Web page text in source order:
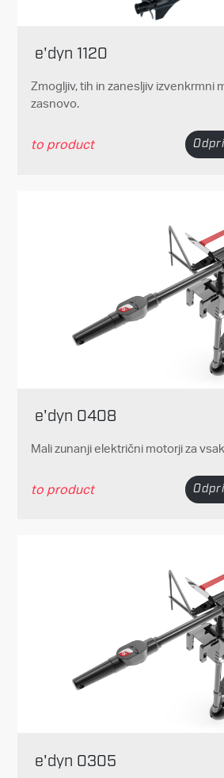
e'dyn 1120
Zmogljiv, tih in zanesljiv izvenkrmni
zasnovo.
to product
e'dyn 0408
Mali zunanji električni motorji za
to product
e'dyn 0305